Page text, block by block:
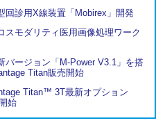
回診用X線装置「Mobirex」開発
スモダリティ医用画像処理ワーク
バージョン「M-Power V3.1」を搭
Titan販売開始
Titan™ 3T最新オプション
始